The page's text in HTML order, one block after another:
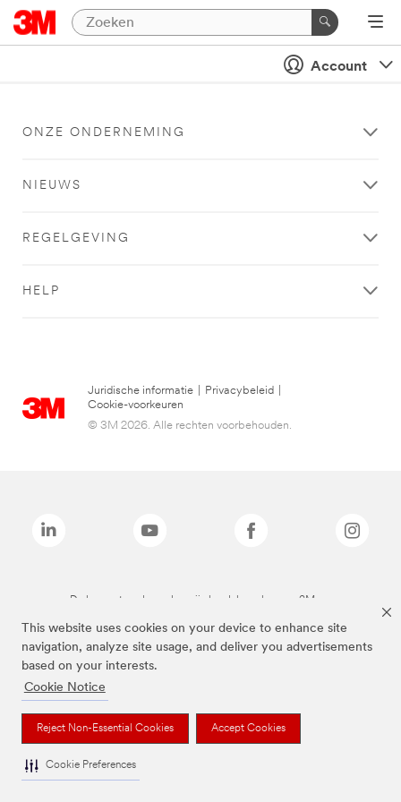
This website uses cookies on your device to enhance site
navigation, analyze site usage, and deliver you advertisements
based on your interests.
Cookie Notice
Reject Non-Essential Cookies Accept Cookies
Cookie Preferences
Account
ONZE ONDERNEMING
NIEUWS
REGELGEVING
HELP
Juridische informatie Privacybeleid
Cookie-voorkeuren
© 3M 2026. Alle rechten voorbehouden.
De bovenstaande merken zijn handelsmerken van 3M.we